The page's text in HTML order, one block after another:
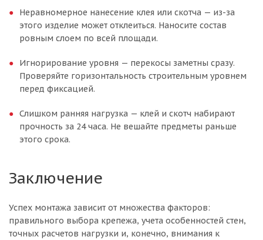
Неравномерное нанесение клея или скотча — из-за
этого изделие может отклеиться. Наносите состав
ровным слоем по всей площади.
Игнорирование уровня — перекосы заметны сразу.
Проверяйте горизонтальность строительным уровнем
перед фиксацией.
Слишком ранняя нагрузка — клей и скотч набирают
прочность за 24 часа. Не вешайте предметы раньше
этого срока.
Заключение
Успех монтажа зависит от множества факторов:
правильного выбора крепежа, учета особенностей стен,
точных расчетов нагрузки и, конечно, внимания к